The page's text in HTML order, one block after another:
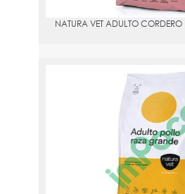
NATURA VET ADULTO
NATURA VET ADULTO POLLO